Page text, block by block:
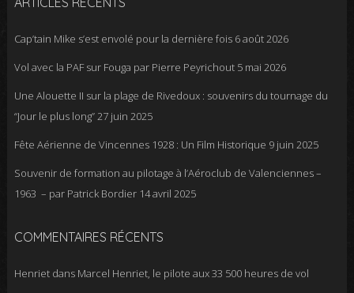
Cap’tain Mike s’est envolé pour la dernière fois 6 août 2026
Vol avec la PAF sur Fouga par Pierre Peyrichout 5 mai 2026
Une Alouette II sur la plage de Rivedoux : souvenirs du tournage du
“Jour le plus long”27 juin 2025
Fête Aérienne de Vincennes 1928 : Un Film Historique 9 juin 2025
Souvenir de formation au pilotage à l’Aéroclub de Valenciennes –
1963 – par Patrick Bordier 14 avril 2025
COMMENTAIRES RÉCENTS
Henrietdans Marcel Henriet, le pilote aux 33 500 heures de vol